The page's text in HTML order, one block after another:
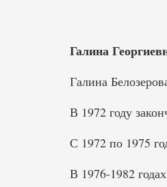
Галина
Галина
В 1972 году
С 1972 по 1975
В 1976-1982